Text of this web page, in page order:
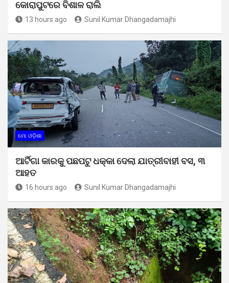
କୋରାପୁଟରେ ବିଶାଳ ରାଲି
13 hours ago Sunil Kumar Dhangadamajhi
ମୋ ଓଡ଼ିଶା
ଆର୍ଟିଗା କାରକୁ ପଛପଟୁ ଧକ୍କା ଦେଲା ଯାତ୍ରୀବାହୀ ବସ, ୩
ଆହତ
16 hours ago Sunil Kumar Dhangadamajhi